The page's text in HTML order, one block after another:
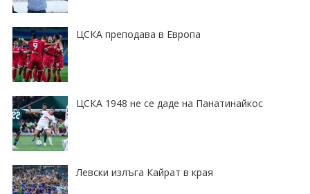
ЦСКА преподава в Европа
ЦСКА 1948 не се даде на Панатинайкос
Левски излъга Кайрат в края